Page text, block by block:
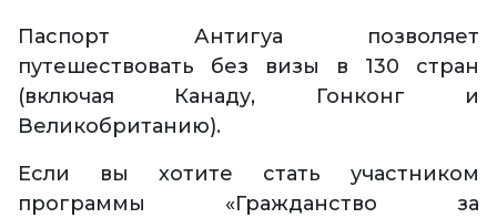
Паспорт Антигуа позволяет
путешествовать без визы в 130 стран
(включая Канаду, Гонконг и
Великобританию).
Если вы хотите стать участником
программы «Гражданство за